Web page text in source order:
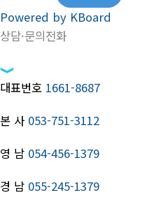
Powered by KBoard
상담·문의전화
대표번호 1661-8687
본 사 053-751-3112
영 남 054-456-1379
경 남 055-245-1379